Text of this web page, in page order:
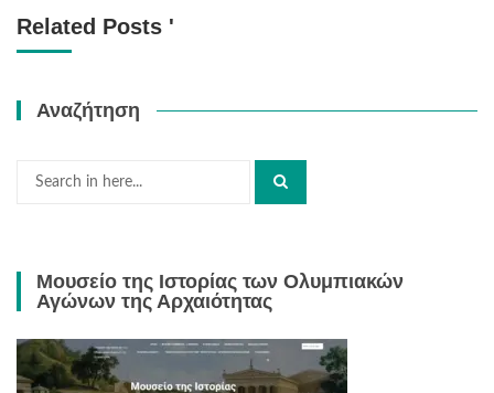
Related Posts '
Αναζήτηση
Search
Μουσείο της Ιστορίας των Ολυμπιακών
Αγώνων της Αρχαιότητας